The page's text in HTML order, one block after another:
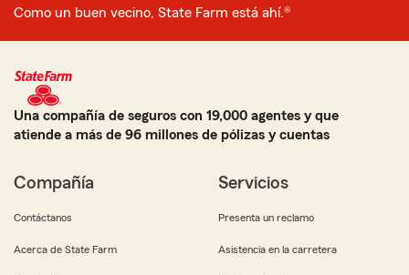
Como un buen vecino, State Farm está ahí.®
Una compañía de seguros con 19,000 agentes y que
atiende a más de 96 millones de pólizas y cuentas
Compañía
Contáctanos
Acerca de State Farm
Servicios
Presenta un reclamo
Asistencia en la carretera